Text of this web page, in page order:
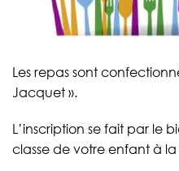
Les repas sont
Jacquet ».
L’inscription se fait par le
classe de votre enfant à